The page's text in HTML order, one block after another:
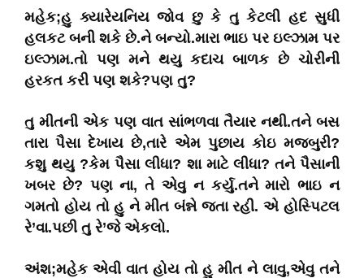
મહેક;હુ ક્યારેયનિય જોવ છુ કે તુ કેટલી હદ સુધી
હલકટ બની શકે છે.ને બન્યો.મારા ભાઇ પર ઇલ્ઝામ પર
ઇલ્ઝામ.તો પણ મને થયુ કદાચ બાળક છે ચોરીની
હરકત કરી પણ શકે?પણ તુ?
તુ મીતની એક પણ વાત સાંભળવા તૈયાર નથી.તને બસ
તારા પૈસા દેખાય છે,તારે એમ પુછાય કોઇ મજબુરી?
કશુ થયુ ?કેમ પૈસા લીધા? શા માટે લીધા? તને પૈસાની
ખબર છે? પણ ના, તે એવુ ન કર્યુ.તને મારો ભાઇ ન
ગમતો હોય તો હુ ને મીત બંન્ને જતા રહી. એ હોસ્પિટલ
રે’વા.પછી તુ રે’જે એકલો.
અંશ;મહેક એવી વાત હોય તો હુ મીત ને લાવુ,એવુ તને